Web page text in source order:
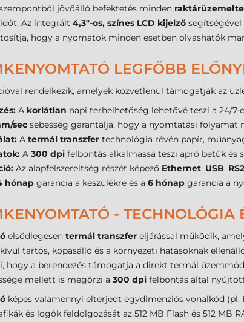
jövőálló befektetés minden
Az integrált 4,3"-os, színes LCD kijelző segítségével
hogy a nyomatok minden esetben olvashatók
LEGFŐBB
rendelkezik, amelyek közvetlenül támogatják az
A korlátlan napi terhelhetőség lehetővé teszi a 24/
sec sebesség garantálja, hogy a nyomtatási folyamat
A termál transzfer technológia révén papír,
A 300 dpi felbontás alkalmassá teszi apró betűk és
Az alapfelszereltség részét képező Ethernet, USB,
hónap garancia a készülékre és a 6 hónap garancia a
-
elsődlegesen termál transzfer eljárással működik,
tartós, kopásálló és a környezeti hatásoknak
hogy a berendezés támogatja a direkt termál
mellett is megőrzi a 300 dpi felbontás által
képes valamennyi elterjedt egydimenziós vonalkód (pl.
és logók feldolgozását az 512 MB Flash és 512